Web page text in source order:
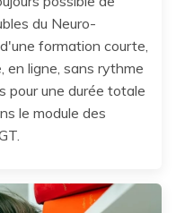
du Neuro-
formation courte,
en ligne, sans rythme
pour une durée totale
le module des